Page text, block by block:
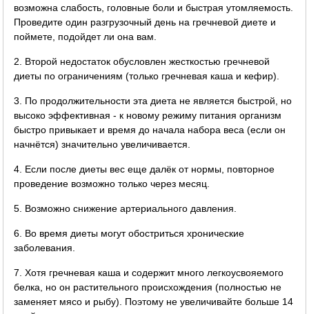
возможна слабость, головные боли и быстрая утомляемость.
Проведите один разгрузочный день на гречневой диете и
поймете, подойдет ли она вам.
2. Второй недостаток обусловлен жесткостью гречневой
диеты по ограничениям (только гречневая каша и кефир).
3. По продолжительности эта диета не является быстрой, но
высоко эффективная - к новому режиму питания организм
быстро привыкает и время до начала набора веса (если он
начнётся) значительно увеличивается.
4. Если после диеты вес еще далёк от нормы, повторное
проведение возможно только через месяц.
5. Возможно снижение артериального давления.
6. Во время диеты могут обостриться хронические
заболевания.
7. Хотя гречневая каша и содержит много легкоусвояемого
белка, но он растительного происхождения (полностью не
заменяет мясо и рыбу). Поэтому не увеличивайте больше 14